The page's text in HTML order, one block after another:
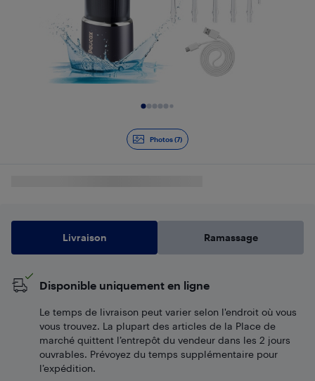
Photos (7)
Livraison Ramassage
Disponible uniquement en ligne
Le temps de livraison peut varier selon l'endroit où vous
vous trouvez. La plupart des articles de la Place de
marché quittent l’entrepôt du vendeur dans les 2 jours
ouvrables. Prévoyez du temps supplémentaire pour
l’expédition.